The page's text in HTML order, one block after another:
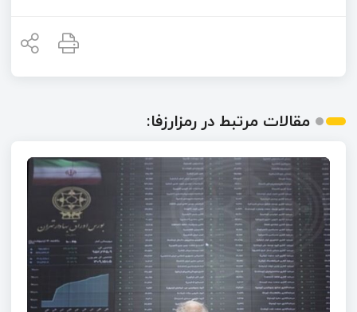
مقالات مرتبط در رمزارزفا: